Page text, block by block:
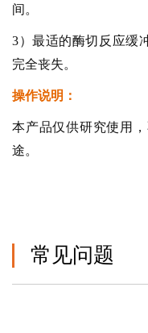
间。
3）最适的酶切反应缓
完全丧失。
操作说明：
本产品仅供研究使用
途。
常见问题